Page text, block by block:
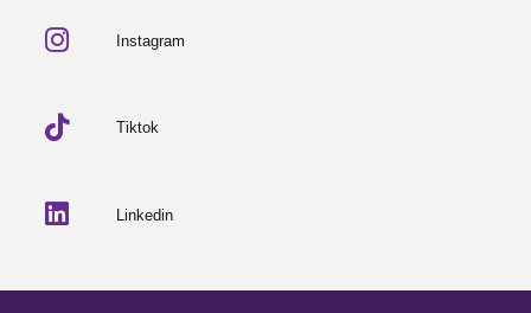
Instagram
Tiktok
Linkedin